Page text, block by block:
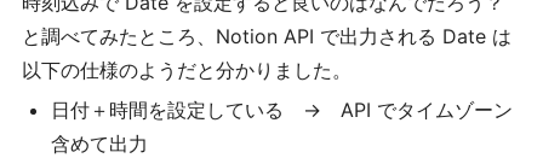
と調べてみたところ、Notion API で出力される Date は
以下の仕様のようだと分かりました。
日付＋時間を設定している → API でタイムゾーン
含めて出力